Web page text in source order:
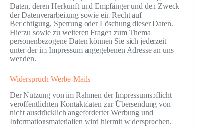
Daten, deren Herkunft und Empfänger und den Zweck
der Datenverarbeitung sowie ein Recht auf
Berichtigung, Sperrung oder Löschung dieser Daten.
Hierzu sowie zu weiteren Fragen zum Thema
personenbezogene Daten können Sie sich jederzeit
unter der im Impressum angegebenen Adresse an uns
wenden.
Widerspruch Werbe-Mails
Der Nutzung von im Rahmen der Impressumspflicht
veröffentlichten Kontaktdaten zur Übersendung von
nicht ausdrücklich angeforderter Werbung und
Informationsmaterialien wird hiermit widersprochen.